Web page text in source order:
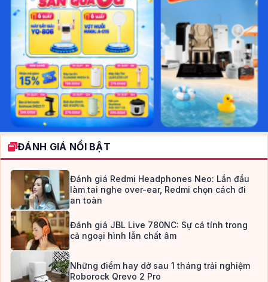
ĐÁNH GIÁ NỔI BẬT
Đánh giá Redmi Headphones Neo: Lần đầu
làm tai nghe over-ear, Redmi chọn cách đi
an toàn
Đánh giá JBL Live 780NC: Sự cá tính trong
cả ngoại hình lẫn chất âm
Những điểm hay dở sau 1 tháng trải nghiệm
Roborock Qrevo 2 Pro